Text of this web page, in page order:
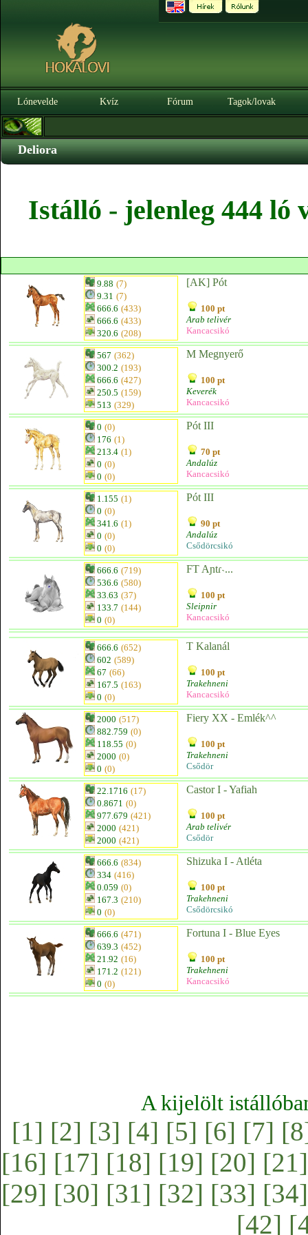
Lónevelde Kvíz Fórum Tagok/lovak
Deliora
Istálló - jelenleg 444 ló
9.88 (7)
9.31 (7)
666.6 (433)
666.6 (433)
320.6 (208)
[AK] Pót
100 pt
Arab telivér
Kancacsikó
567 (362)
300.2 (193)
666.6 (427)
250.5 (159)
513 (329)
M Megnyerő
100 pt
Keverék
Kancacsikó
0 (0)
176 (1)
213.4 (1)
0 (0)
0 (0)
Pót III
70 pt
Andalúz
Kancacsikó
1.155 (1)
0 (0)
341.6 (1)
0 (0)
0 (0)
Pót III
90 pt
Andalúz
Csődörcsikó
666.6 (719)
536.6 (580)
33.63 (37)
133.7 (144)
0 (0)
FT Aɲtɾ˴...
100 pt
Sleipnir
Kancacsikó
666.6 (652)
602 (589)
67 (66)
167.5 (163)
0 (0)
T Kalanál
100 pt
Trakehneni
Kancacsikó
2000 (517)
882.759 (0)
118.55 (0)
2000 (0)
0 (0)
Fiery XX - Emlék^^
100 pt
Trakehneni
Csődör
22.1716 (17)
0.8671 (0)
977.679 (421)
2000 (421)
2000 (421)
Castor I - Yafiah
100 pt
Arab telivér
Csődör
666.6 (834)
334 (416)
0.059 (0)
167.3 (210)
0 (0)
Shizuka I - Atléta
100 pt
Trakehneni
Csődörcsikó
666.6 (471)
639.3 (452)
21.92 (16)
171.2 (121)
0 (0)
Fortuna I - Blue Eyes
100 pt
Trakehneni
Kancacsikó
A kijelölt
[1] [2] [3] [4] [5] [6] [7]
[16] [17] [18] [19] [20] [21]
[29] [30] [31] [32] [33] [34]
[42]